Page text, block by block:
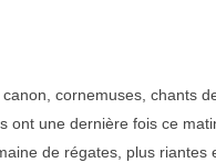
cornemuses, chants
ont une dernière fois ce
de régates, plus